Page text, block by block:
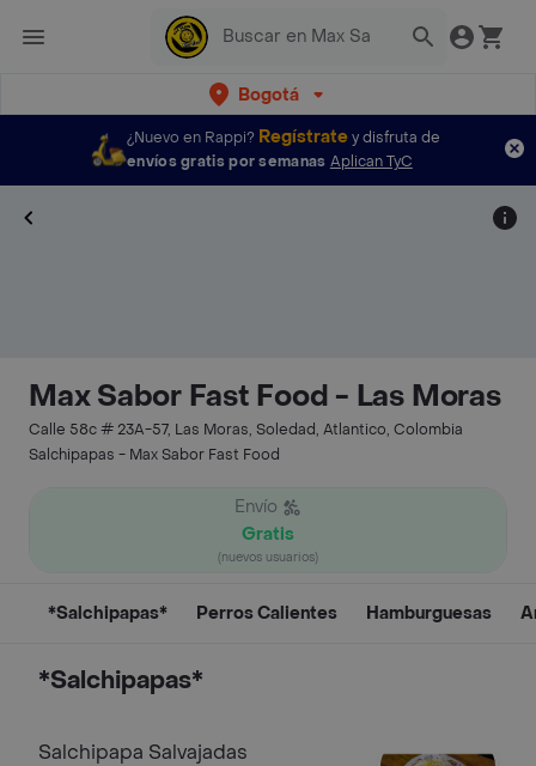
Bogotá
¿Nuevo en Rappi? Regístratey disfruta de
envíos gratis por semanas Aplican TyC
Max Sabor Fast Food - Las Moras
Calle 58c # 23A-57, Las Moras, Soledad, Atlantico, Colombia
Salchipapas - Max Sabor Fast Food
Envío
Gratis
(nuevos usuarios)
*Salchipapas* Perros Calientes Hamburguesas
*Salchipapas*
Salchipapa Salvajadas